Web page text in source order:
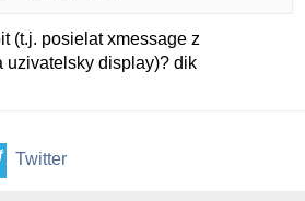
(t.j. posielat xmessage z
uzivatelsky display)? dik
Twitter